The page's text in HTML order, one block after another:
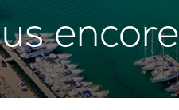
encore